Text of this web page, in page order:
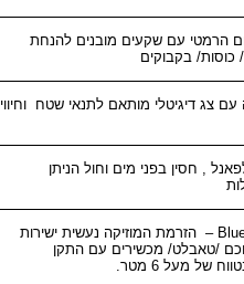
הרמטי עם שקעים מובנים להנחת
כוסות/ בקבוקים
צג דיגיטלי מותאם לתנאי שטח וחיווי
, חסין בפני מים וחול הניתן
– הזרמת המוזיקה נעשית ישירות
/טאבלט/ מכשירים עם התקן
של מעל 6 מטר.